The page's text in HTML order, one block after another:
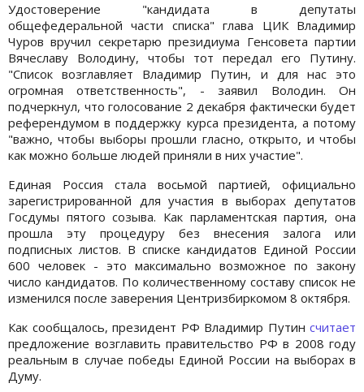
Удостоверение "кандидата в депутаты
общефедеральной части списка" глава ЦИК Владимир
Чуров вручил секретарю президиума Генсовета партии
Вячеславу Володину, чтобы тот передал его Путину.
"Список возглавляет Владимир Путин, и для нас это
огромная ответственность", - заявил Володин. Он
подчеркнул, что голосование 2 декабря фактически будет
референдумом в поддержку курса президента, а потому
"важно, чтобы выборы прошли гласно, открыто, и чтобы
как можно больше людей приняли в них участие".
Единая Россия стала восьмой партией, официально
зарегистрированной для участия в выборах депутатов
Госдумы пятого созыва. Как парламентская партия, она
прошла эту процедуру без внесения залога или
подписных листов. В списке кандидатов Единой России
600 человек - это максимально возможное по закону
число кандидатов. По количественному составу список не
изменился после заверения Центризбиркомом 8 октября.
Как сообщалось, президент РФ Владимир Путин считает
предложение возглавить правительство РФ в 2008 году
реальным в случае победы Единой России на выборах в
Думу.